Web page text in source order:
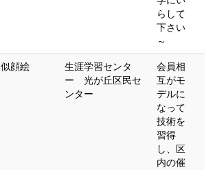
らして
下さい
～
似顔絵
生涯学習センタ
ー 光が丘区民セ
ンター
会員相
互がモ
デルに
なって
技術を
習得
し、区
内の催